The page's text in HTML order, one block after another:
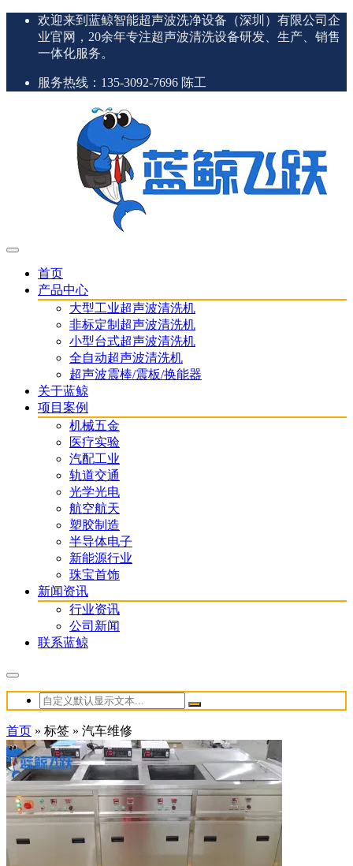
欢迎来到蓝鲸智能超声波洗净设备（深圳）有限公司企
业官网，20余年专注超声波清洗设备研发、生产、销售
一体化服务。
服务热线：135-3092-7696 陈工
首页
产品中心
大型工业超声波清洗机
非标定制超声波清洗机
小型台式超声波清洗机
全自动超声波清洗机
超声波震棒/震板/换能器
关于蓝鲸
项目案例
机械五金
医疗实验
汽配工业
轨道交通
光学光电
航空航天
塑胶制造
半导体电子
新能源行业
珠宝首饰
新闻资讯
行业资讯
公司新闻
联系蓝鲸
首页 » 标签 » 汽车维修